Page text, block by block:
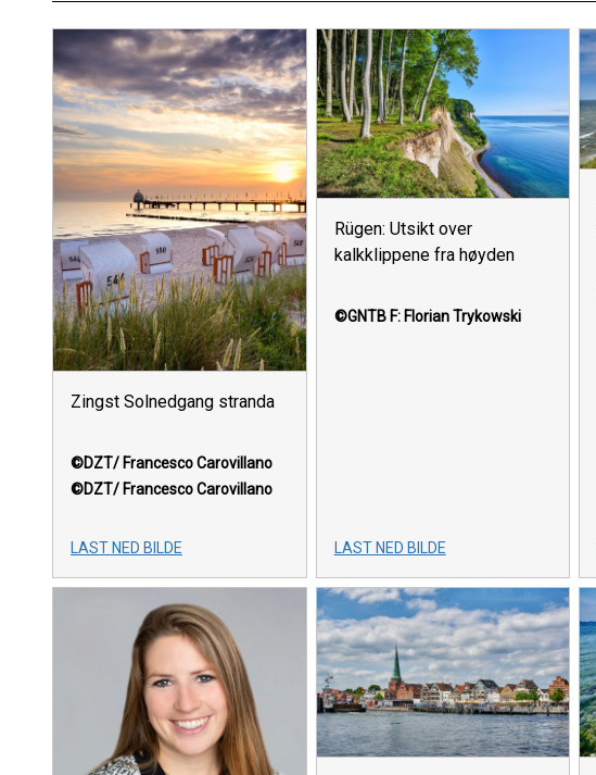
Zingst Solnedgang stranda
©DZT/ Francesco Carovillano
©DZT/ Francesco Carovillano
LAST NED BILDE
Rügen: Utsikt over
kalkklippene fra høyden
©GNTB F: Florian Trykowski
LAST NED BILDE